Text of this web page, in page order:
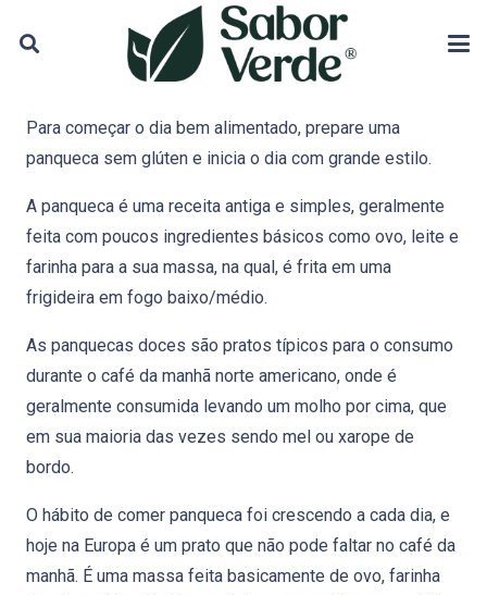
Para começar o dia bem alimentado, prepare uma
panqueca sem glúten e inicia o dia com grande estilo.
A panqueca é uma receita antiga e simples, geralmente
feita com poucos ingredientes básicos como ovo, leite e
farinha para a sua massa, na qual, é frita em uma
frigideira em fogo baixo/médio.
As panquecas doces são pratos típicos para o consumo
durante o café da manhã norte americano, onde é
geralmente consumida levando um molho por cima, que
em sua maioria das vezes sendo mel ou xarope de
bordo.
O hábito de comer panqueca foi crescendo a cada dia, e
hoje na Europa é um prato que não pode faltar no café da
manhã. É uma massa feita basicamente de ovo, farinha